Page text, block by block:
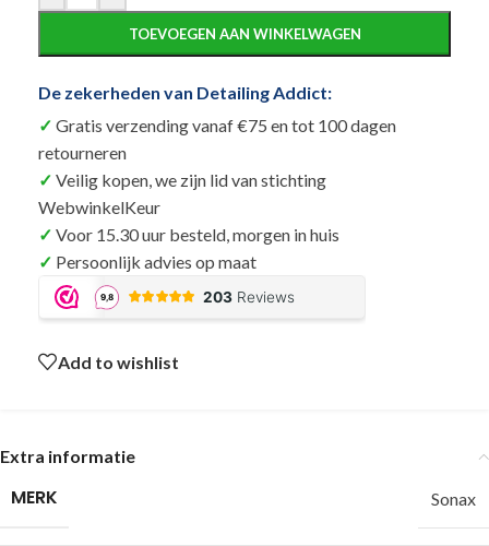
TOEVOEGEN AAN WINKELWAGEN
De zekerheden van Detailing Addict:
Gratis verzending vanaf €75 en tot 100 dagen
retourneren
Veilig kopen, we zijn lid van stichting
WebwinkelKeur
Voor 15.30 uur besteld, morgen in huis
Persoonlijk advies op maat
Add to wishlist
Extra informatie
MERK Sonax